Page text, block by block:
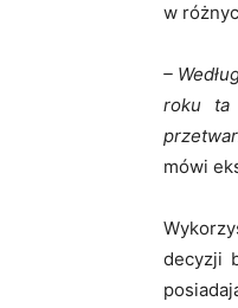
w
–
roku ta
mówi
decyzji